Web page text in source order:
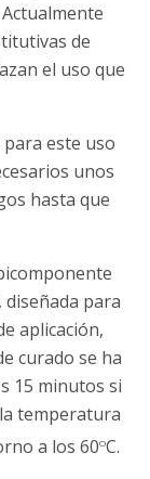
de
el uso que
este uso
unos
hasta que
para
aplicación,
curado se ha
15 minutos si
temperatura
a los 60oC.